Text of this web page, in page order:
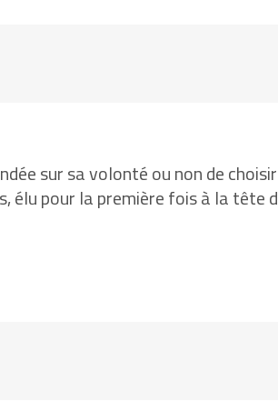
sur sa volonté ou non de
élu pour la première fois à la tête